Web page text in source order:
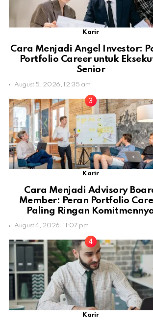
Karir
Cara Menjadi Angel Investor:
Portfolio Career untuk
Senior
August 5, 2026, 12:35 am
Karir
Cara Menjadi Advisory
Member: Peran Portfolio
Paling Ringan
August 4, 2026, 11:07 pm
Karir